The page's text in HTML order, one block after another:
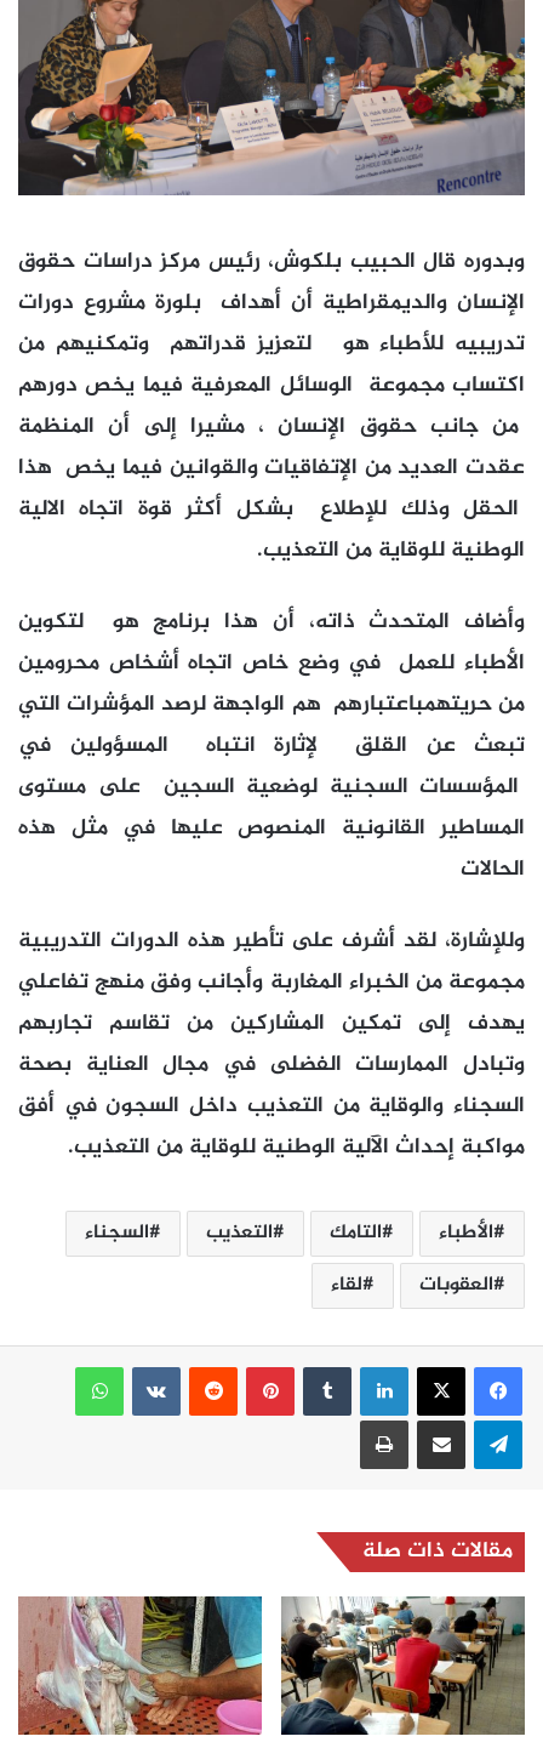
وبدوره قال الحبيب بلكوش، رئيس مركز دراسات حقوق
الإنسان والديمقراطية أن أهداف بلورة مشروع دورات
تدريبيه للأطباء هو لتعزيز قدراتهم وتمكنيهم من
اكتساب مجموعة الوسائل المعرفية فيما يخص دورهم
من جانب حقوق الإنسان ، مشيرا إلى أن المنظمة
عقدت العديد من الإتفاقيات والقوانين فيما يخص هذا
الحقل وذلك للإطلاع بشكل أكثر قوة اتجاه الالية
الوطنية للوقاية من التعذيب.
وأضاف المتحدث ذاته، أن هذا برنامج هو لتكوين
الأطباء للعمل في وضع خاص اتجاه أشخاص محرومين
من حريتهمباعتبارهم هم الواجهة لرصد المؤشرات التي
تبعث عن القلق لإثارة انتباه المسؤولين في
المؤسسات السجنية لوضعية السجين على مستوى
المساطير القانونية المنصوص عليها في مثل هذه
الحالات
وللإشارة، لقد أشرف على تأطير هذه الدورات التدريبية
مجموعة من الخبراء المغاربة وأجانب وفق منهج تفاعلي
يهدف إلى تمكين المشاركين من تقاسم تجاربهم
وتبادل الممارسات الفضلى في مجال العناية بصحة
السجناء والوقاية من التعذيب داخل السجون في أفق
مواكبة إحداث الآلية الوطنية للوقاية من التعذيب.
الأطباء التامك التعذيب
السجناء
العقوبات
لقاء
لينكدإن بينتيريست
واتساب
تيلقرام مشاركة عبر البريد طباعة
مقالات ذات صلة